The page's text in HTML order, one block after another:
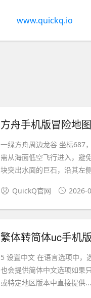
www.quickq.io
方舟手机版冒险地
一绿方舟周边龙谷 坐标687
需从海面低空飞行进入，避
块突出水面的巨石，沿其左
QuickQ官网 2026-
繁体转简体uc手机
5 设置中文 在语言选项中，
也会提供简体中文选项如果
或特定地区版本中直接提供...